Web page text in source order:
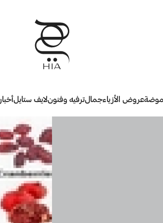
موضةعروض الأزياءجمالترفيه وفنونلايف ستايلأخبار